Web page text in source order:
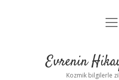
Yasal
Evrenin
Kozmik bilgilerle